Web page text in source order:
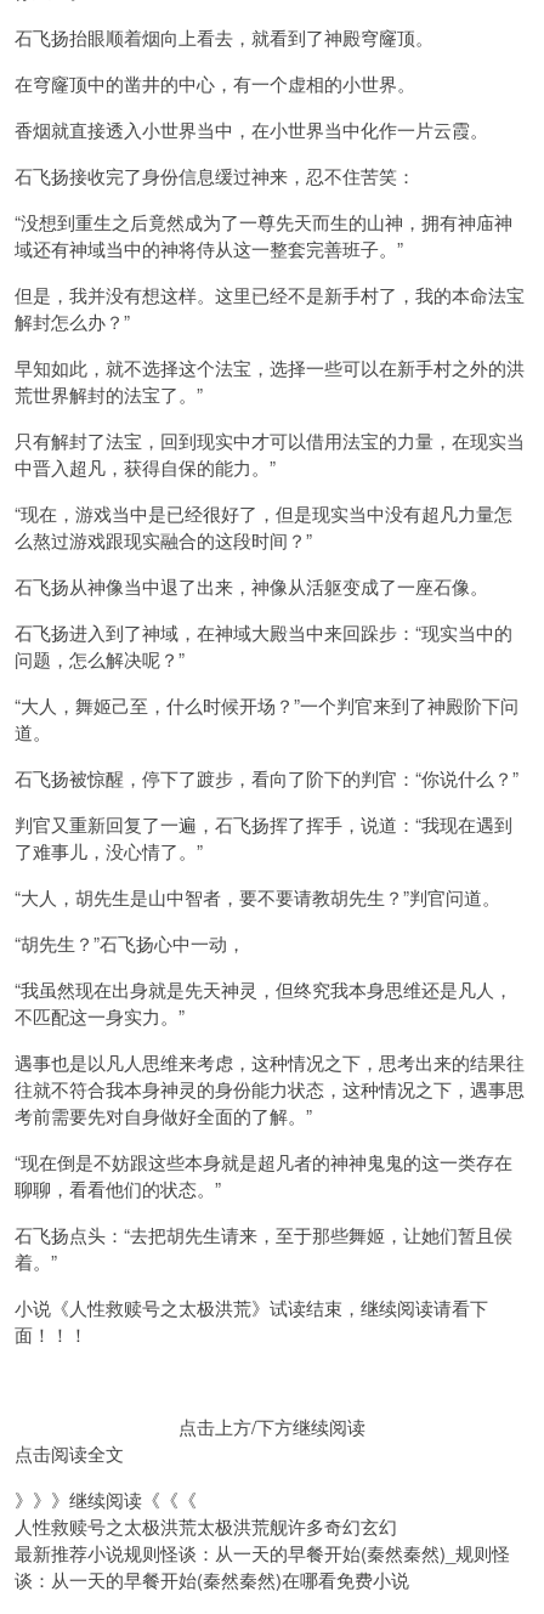
石飞扬抬眼顺着烟向上看去，就看到了神殿穹窿顶。
在穹窿顶中的凿井的中心，有一个虚相的小世界。
香烟就直接透入小世界当中，在小世界当中化作一片云霞。
石飞扬接收完了身份信息缓过神来，忍不住苦笑：
“没想到重生之后竟然成为了一尊先天而生的山神，拥有神庙神
域还有神域当中的神将侍从这一整套完善班子。”
但是，我并没有想这样。这里已经不是新手村了，我的本命法宝
解封怎么办？”
早知如此，就不选择这个法宝，选择一些可以在新手村之外的洪
荒世界解封的法宝了。”
只有解封了法宝，回到现实中才可以借用法宝的力量，在现实当
中晋入超凡，获得自保的能力。”
“现在，游戏当中是已经很好了，但是现实当中没有超凡力量怎
么熬过游戏跟现实融合的这段时间？”
石飞扬从神像当中退了出来，神像从活躯变成了一座石像。
石飞扬进入到了神域，在神域大殿当中来回跺步：“现实当中的
问题，怎么解决呢？”
“大人，舞姬己至，什么时候开场？”一个判官来到了神殿阶下问
道。
石飞扬被惊醒，停下了踱步，看向了阶下的判官：“你说什么？”
判官又重新回复了一遍，石飞扬挥了挥手，说道：“我现在遇到
了难事儿，没心情了。”
“大人，胡先生是山中智者，要不要请教胡先生？”判官问道。
“胡先生？”石飞扬心中一动，
“我虽然现在出身就是先天神灵，但终究我本身思维还是凡人，
不匹配这一身实力。”
遇事也是以凡人思维来考虑，这种情况之下，思考出来的结果往
往就不符合我本身神灵的身份能力状态，这种情况之下，遇事思
考前需要先对自身做好全面的了解。”
“现在倒是不妨跟这些本身就是超凡者的神神鬼鬼的这一类存在
聊聊，看看他们的状态。”
石飞扬点头：“去把胡先生请来，至于那些舞姬，让她们暂且侯
着。”
小说《人性救赎号之太极洪荒》试读结束，继续阅读请看下
面！！！
点击上方/下方继续阅读
点击阅读全文
》》》继续阅读《《《
人性救赎号之太极洪荒太极洪荒舰许多奇幻玄幻
最新推荐小说规则怪谈：从一天的早餐开始(秦然秦然)_规则怪
谈：从一天的早餐开始(秦然秦然)在哪看免费小说